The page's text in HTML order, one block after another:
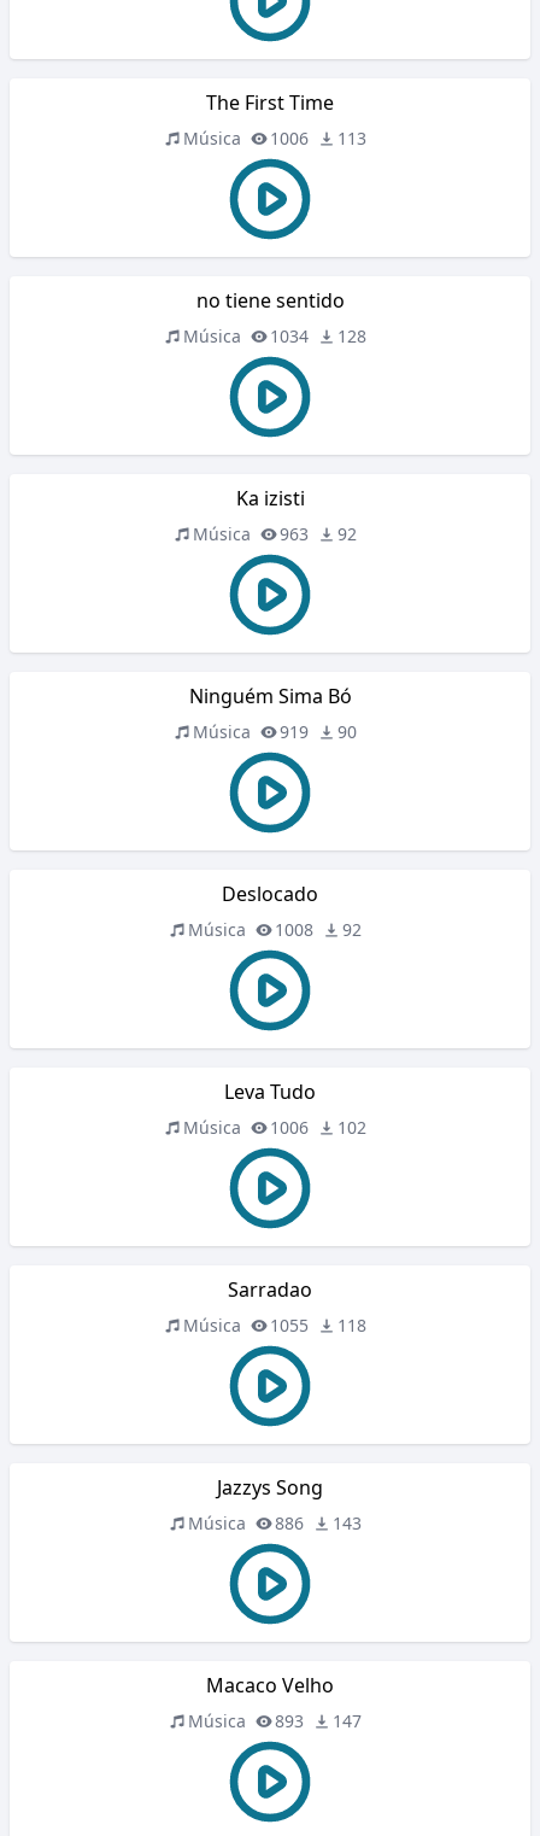
The First Time
Música 1006 113
no tiene sentido
Música 1034 128
Ka izisti
Música 963 92
Ninguém Sima Bó
Música 919 90
Deslocado
Música 1008 92
Leva Tudo
Música 1006 102
Sarradao
Música 1055 118
Jazzys Song
Música 886 143
Macaco Velho
Música 893 147